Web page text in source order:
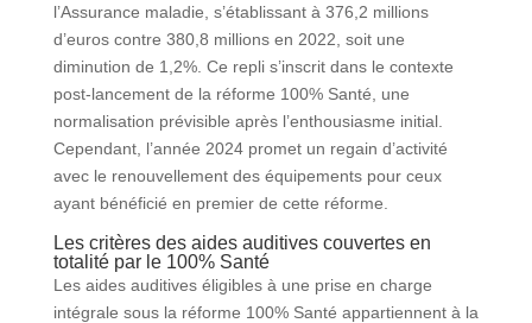
l’Assurance maladie, s’établissant à 376,2 millions
d’euros contre 380,8 millions en 2022, soit une
diminution de 1,2%. Ce repli s’inscrit dans le contexte
post-lancement de la réforme 100% Santé, une
normalisation prévisible après l’enthousiasme initial.
Cependant, l’année 2024 promet un regain d’activité
avec le renouvellement des équipements pour ceux
ayant bénéficié en premier de cette réforme.
Les critères des aides auditives couvertes en
totalité par le 100% Santé
Les aides auditives éligibles à une prise en charge
intégrale sous la réforme 100% Santé appartiennent à la